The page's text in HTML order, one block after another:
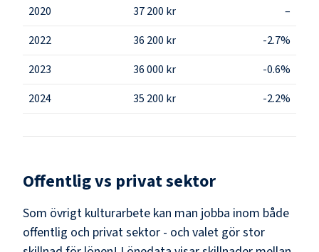
2020
37 200 kr
–
2022
36 200 kr
-2.7%
2023
36 000 kr
-0.6%
2024
35 200 kr -2.2%
Offentlig vs privat sektor
Som övrigt kulturarbete kan man jobba inom både
offentlig och privat sektor - och valet gör stor